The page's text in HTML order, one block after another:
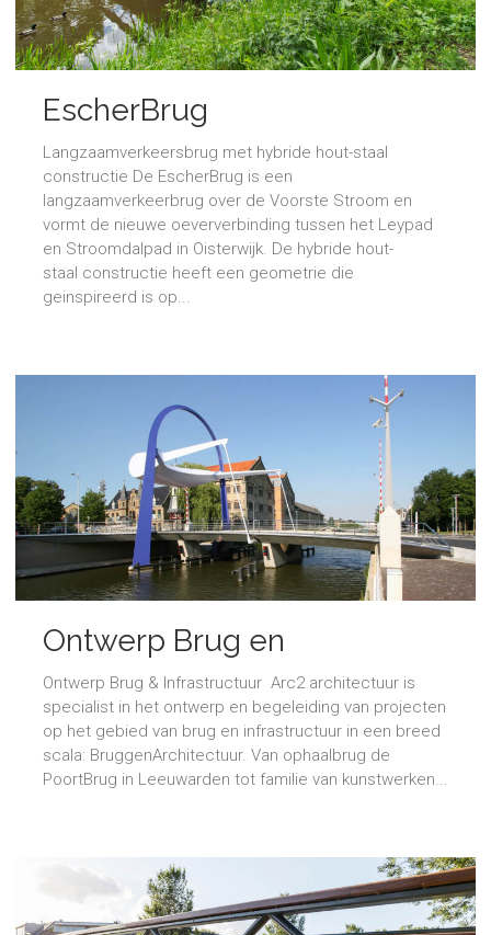
EscherBrug
Langzaamverkeersbrug met hybride hout-staal
constructie De EscherBrug is een
langzaamverkeerbrug over de Voorste Stroom en
vormt de nieuwe oeververbinding tussen het Leypad
en Stroomdalpad in Oisterwijk. De hybride hout-
staal constructie heeft een geometrie die
geinspireerd is op...
Ontwerp Brug en
Infrastructuur
Ontwerp Brug & Infrastructuur Arc2 architectuur is
specialist in het ontwerp en begeleiding van projecten
op het gebied van brug en infrastructuur in een breed
scala: BruggenArchitectuur. Van ophaalbrug de
PoortBrug in Leeuwarden tot familie van kunstwerken...